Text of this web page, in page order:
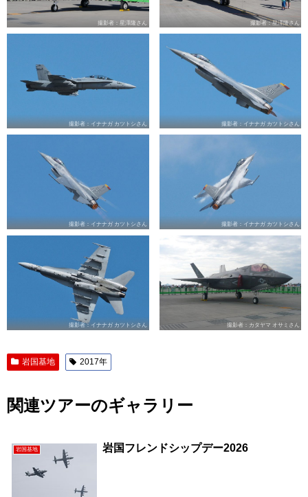
撮影者：星澤隆さん 撮影者：星澤隆さん
撮影者：イナナガ カツトシさん 撮影者：イナナガ カツトシさん
撮影者：イナナガ カツトシさん 撮影者：イナナガ カツトシさん
撮影者：イナナガ カツトシさん 撮影者：カタヤマ オサミさん
岩国基地 2017年
関連ツアーのギャラリー
岩国基地 岩国フレンドシップデー2026